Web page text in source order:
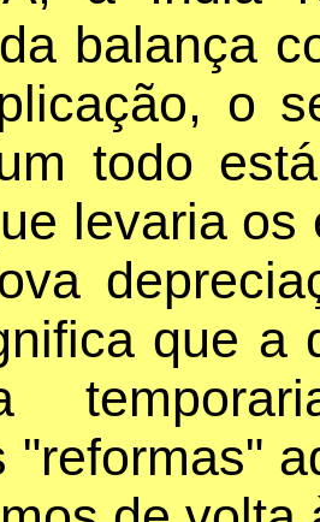
balança
o
todo
levaria os
que a
"reformas"